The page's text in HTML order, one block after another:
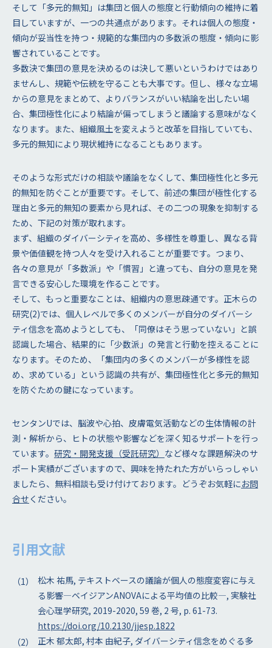
そして「多元的無知」は集団と個人の態度と行動傾向の維持に着
目していますが、一つの共通点があります。それは個人の態度・
傾向が妥当性を持つ・規範的な集団内の多数派の態度・傾向に影
響されていることです。
多数決で集団の意見を決めるのは決して悪いというわけではあり
ませんし、規範や伝統を守ることも大事です。但し、様々な立場
からの意見をまとめて、よりバランスがいい結論を出したい場
合、集団極性化により結論が偏ってしまうと議論する意味がなく
なります。また、組織風土を変えようと改革を目指していても、
多元的無知により現状維持になることもあります。
そのような形式だけの相談や議論をなくして、集団極性化と多元
的無知を防ぐことが重要です。そして、前述の集団が極性化する
理由と多元的無知の要素から見れば、その二つの現象を抑制する
ため、下記の対策が取れます。
まず、組織のダイバーシティを高め、多様性を尊重し、異なる背
景や価値観を持つ人々を受け入れることが重要です。つまり、
各々の意見が「多数派」や「慣習」と違っても、自分の意見を発
言できる安心した環境を作ることです。
そして、もっと重要なことは、組織内の意思疎通です。正木らの
研究(2)では、個人レベルで多くのメンバーが自分のダイバーシ
ティ信念を高めようとしても、「同僚はそう思っていない」と誤
認識した場合、結果的に「少数派」の発言と行動を控えることに
なります。そのため、「集団内の多くのメンバーが多様性を認
め、求めている」という認識の共有が、集団極性化と多元的無知
を防ぐための鍵になっています。
センタンUでは、脳波や心拍、皮膚電気活動などの生体情報の計
測・解析から、ヒトの状態や影響などを深く知るサポートを行っ
ています。 研究・開発支援（受託研究） など様々な課題解決のサ
ポート実績がございますので、興味を持たれた方がいらっしゃい
ましたら、無料相談も受け付けております。どうぞお気軽にお問
合せ ください。
引用文献
松木 祐馬, テキストベースの議論が個人の態度変容に与え
る影響―ベイジアンANOVAによる平均値の比較―, 実験社
会心理学研究, 2019-2020, 59 巻, 2 号, p. 61-73.
https://doi.org/10.2130/jjesp.1822
正木 郁太郎, 村本 由紀子, ダイバーシティ信念をめぐる多